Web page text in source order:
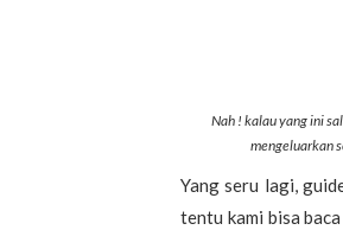
Nah ! kalau yang ini
mengeluarkan
Yang seru lagi,
tentu kami bisa